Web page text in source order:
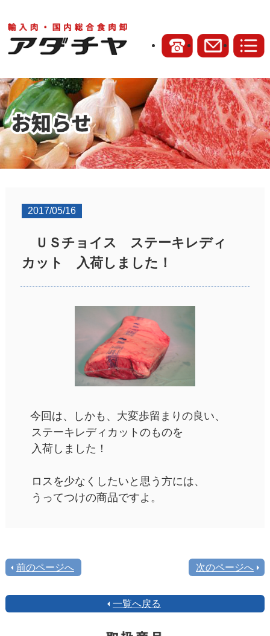
2017/05/16
ＵＳチョイス ステーキレディ
カット 入荷しました！
今回は、しかも、大変歩留まりの良い、
ステーキレディカットのものを
入荷しました！
ロスを少なくしたいと思う方には、
うってつけの商品ですよ。
前のページへ 次のページへ
一覧へ戻る